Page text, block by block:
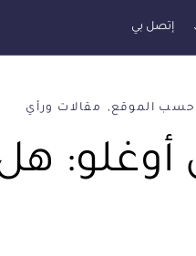
إتصل بي
حسب الموقع مقالات ورأي